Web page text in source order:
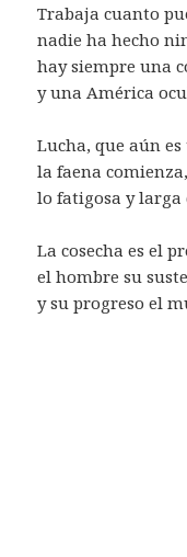
Trabaja cuanto
nadie ha hecho
hay siempre una
y una América
Lucha, que aún
la faena
lo fatigosa y larga
La cosecha es el
el hombre su
y su progreso el